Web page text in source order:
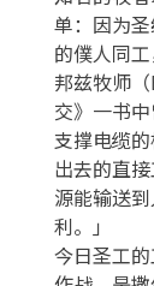
单：因为
的僕人同
邦兹牧师
交》一书
支撑电缆
出去的直
源能输送
利。」
今日圣工